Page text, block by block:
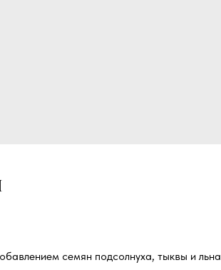
семян подсолнуха, тыквы и льна